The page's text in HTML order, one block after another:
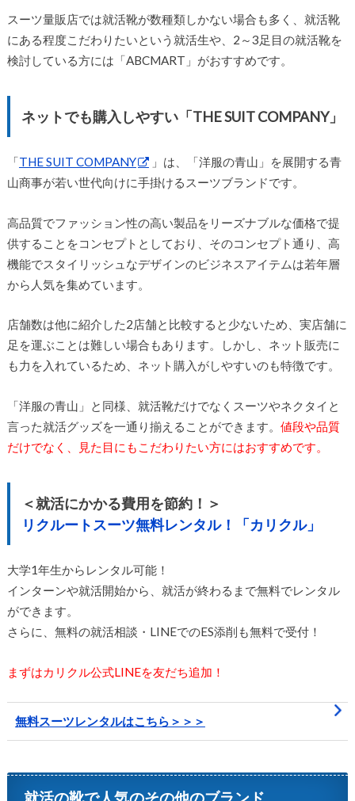
スーツ量販店では就活靴が数種類しかない場合も多く、就活靴
にある程度こだわりたいという就活生や、2～3足目の就活靴を
検討している方には「ABCMART」がおすすめです。
ネットでも購入しやすい「THE SUIT COMPANY」
「THE SUIT COMPANY
」は、「洋服の青山」を展開する青
山商事が若い世代向けに手掛けるスーツブランドです。
高品質でファッション性の高い製品をリーズナブルな価格で提
供することをコンセプトとしており、そのコンセプト通り、高
機能でスタイリッシュなデザインのビジネスアイテムは若年層
から人気を集めています。
店舗数は他に紹介した2店舗と比較すると少ないため、実店舗に
足を運ぶことは難しい場合もあります。しかし、ネット販売に
も力を入れているため、ネット購入がしやすいのも特徴です。
「洋服の青山」と同様、就活靴だけでなくスーツやネクタイと
言った就活グッズを一通り揃えることができます。 値段や品質
だけでなく、見た目にもこだわりたい方にはおすすめです。
＜就活にかかる費用を節約！＞
リクルートスーツ無料レンタル！「カリクル」
大学1年生からレンタル可能！
インターンや就活開始から、就活が終わるまで無料でレンタル
ができます。
さらに、無料の就活相談・LINEでのES添削も無料で受付！
まずはカリクル公式LINEを友だち追加！
無料スーツレンタルはこちら＞＞＞